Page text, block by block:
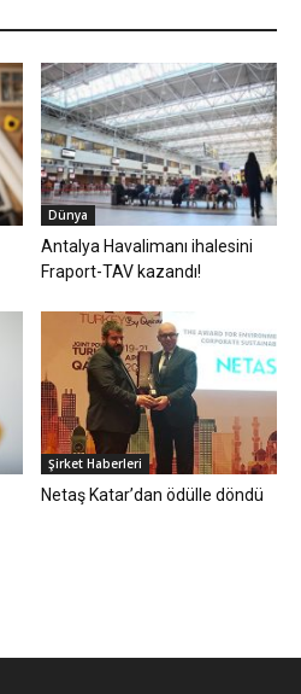
Dünya
Antalya Havalimanı ihalesini
Fraport-TAV kazandı!
Şirket Haberleri
Netaş Katar’dan ödülle döndü